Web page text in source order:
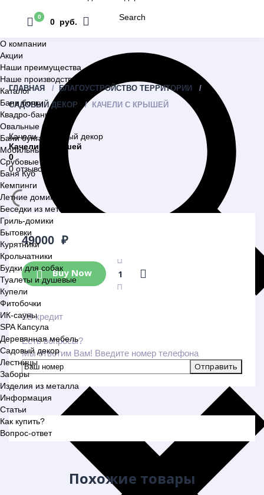
Search
0
0 руб.
О компании
Акции
Наши преимущества
Наше производство
Каталог
Бани бочки
Квадро-бани
Овальные бани
Бани бунгало
Мобильные бани
Срубовые бани
Баня Куб
Кемпинги
Летние домики
Беседки из металла
Гриль-домики
Бытовки
Курятники
Крольчатники
Будки для собак
Туалеты и душевые
Купели
Фитобочки
ИК-сауны
SPA Капсула
Деревянная мебель
Садовый декор
Лестницы
Заборы
Изделия из металла
Информация
Статьи
Как купить?
Вопрос-ответ
ГЛАВНАЯ
БЛАГОУСТРОЙСТВО ТЕРРИТОРИИ
САДОВЫЙ ДЕКОР
КАЧЕЛИ С КРЫШЕЙ
Качели,
Садовый декор
Качели с крышей
0
0 отзывов
49000 ₽
Buy Now
В кредит
Есть вопросы?
Мы ответим Вам! Введите номер телефона
Похожие товары